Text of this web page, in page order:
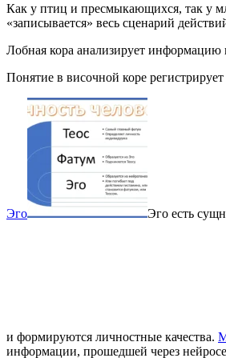
Как у птиц и пресмыкающихся, так у
«записывается» весь сценарий
Лобная кора анализирует информацию
Понятие в височной коре
Эго Эго есть
и формируются личностные качества.
информации, прошедшей через